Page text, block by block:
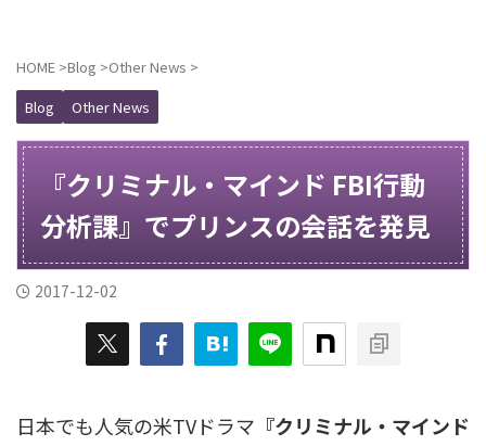
HOME >Blog >Other News >
Blog
Other News
『クリミナル・マインド FBI行動
分析課』でプリンスの会話を発見
2017-12-02
日本でも人気の米TVドラマ 『クリミナル・マインド